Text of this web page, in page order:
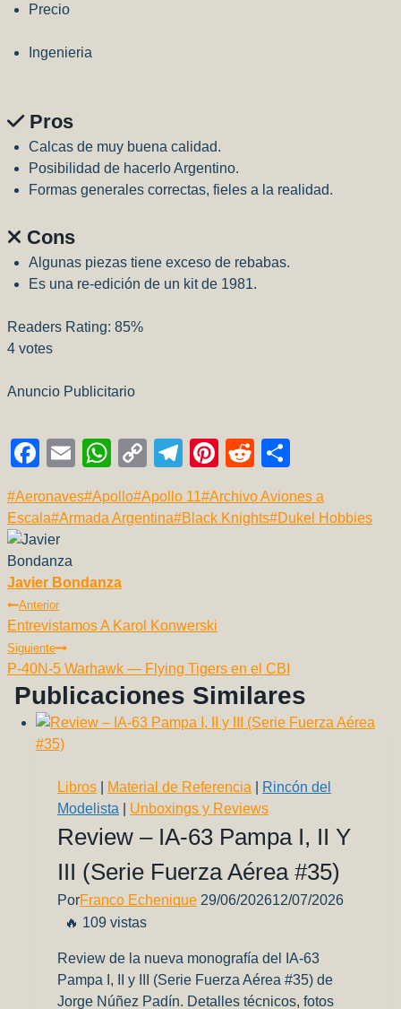
Precio
Ingenieria
Pros
Calcas de muy buena calidad.
Posibilidad de hacerlo Argentino.
Formas generales correctas, fieles a la realidad.
Cons
Algunas piezas tiene exceso de rebabas.
Es una re-edición de un kit de 1981.
Readers Rating: 85%
4 votes
Anuncio Publicitario
F
c
e
b
o
o
k
E
ail
W
at
p
p
C
p
k
T
e
Pi
er
R
d
m
Etiquetas
de
la
entrada:
#Aeronaves#Apollo#Apollo 11#Archivo Aviones a
Escala#Armada Argentina#Black Knights#Dukel Hobbies
Javier Bondanza
Navegación
De
Entradas
Anterior
Entrevistamos A Karol Konwerski
Siguiente
P‑40N‑5 Warhawk — Flying Tigers en el CBI
Publicaciones Similares
Libros Material de Referencia
Rincón del
Modelista
Unboxings y Reviews
Review – IA-63 Pampa I, II Y
III (Serie Fuerza Aérea #35)
PorFranco Echenique 29/06/202612/07/2026
🔥 109 vistas
Review de la nueva monografía del IA-63
Pampa I, II y III (Serie Fuerza Aérea #35) de
Jorge Núñez Padín. Detalles técnicos, fotos